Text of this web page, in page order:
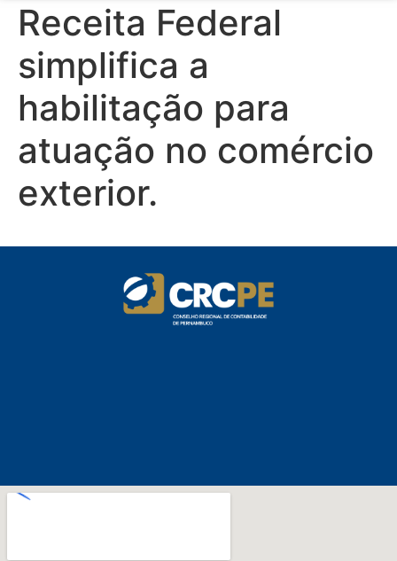
Receita Federal
simplifica a
habilitação para
atuação no comércio
exterior.